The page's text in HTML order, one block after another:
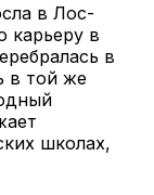
в Лос-
карьеру в
в
в той же
школах,